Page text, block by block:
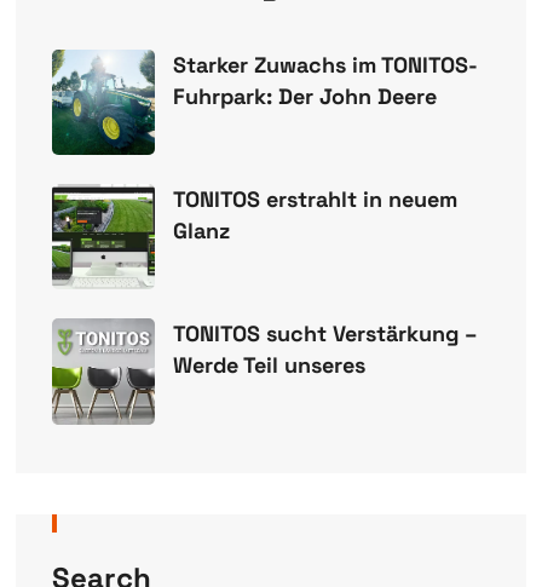
Starker Zuwachs im TONITOS-
Fuhrpark: Der John Deere
TONITOS erstrahlt in neuem
Glanz
TONITOS sucht Verstärkung –
Werde Teil unseres
Search